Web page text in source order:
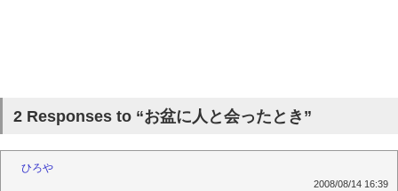
2 Responses to “お盆に人と会ったとき”
ひろや
2008/08/14 16:39